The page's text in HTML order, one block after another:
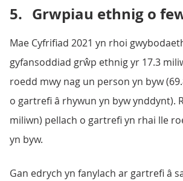
5. Grwpiau ethnig o
Mae Cyfrifiad 2021 yn rhoi
gyfansoddiad grŵp ethnig yr 17.3
roedd mwy nag un person yn byw
o gartrefi â rhywun yn byw ynddynt).
miliwn) pellach o gartrefi yn rhai lle
yn byw.
Gan edrych yn fanylach ar gartrefi â